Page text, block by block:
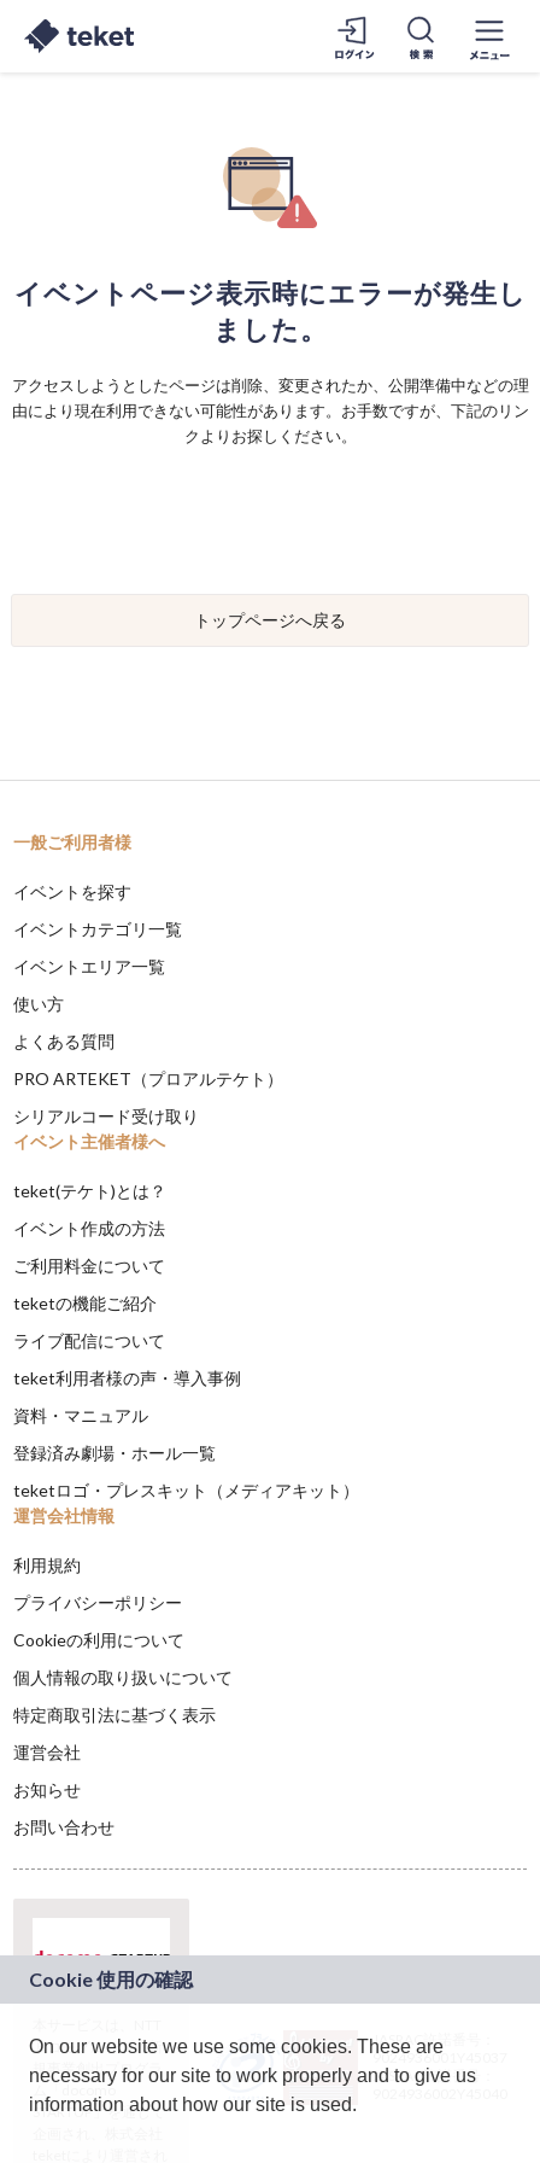
イベントページ表示時にエラーが発生し
ました。
アクセスしようとしたページは削除、変更されたか、公開準備中などの理
由により現在利用できない可能性があります。お手数ですが、下記のリン
クよりお探しください。
トップページへ戻る
一般ご利用者様
イベントを探す
イベントカテゴリ一覧
イベントエリア一覧
使い方
よくある質問
PRO ARTEKET（プロアルテケト）
シリアルコード受け取り
イベント主催者様へ
teket(テケト)とは？
イベント作成の方法
ご利用料金について
teketの機能ご紹介
ライブ配信について
teket利用者様の声・導入事例
資料・マニュアル
登録済み劇場・ホール一覧
teketロゴ・プレスキット（メディアキット）
運営会社情報
利用規約
プライバシーポリシー
Cookieの利用について
個人情報の取り扱いについて
特定商取引法に基づく表示
運営会社
お知らせ
お問い合わせ
ドコモグループの新
規事業創出プログラ
ム「docomo
STARTUP」を通じて
JASRAC許諾番号：
9024936001Y45037
JASRAC許諾番号：
On our website we use some cookies. These are
necessary for our site to work properly and to give us
information about how our site is used.